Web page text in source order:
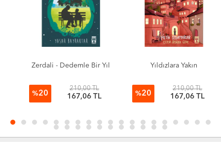
Zerdali - Dedemle Bir Yıl
20
210,00 TL
167,06 TL
Yıldızlara Yakın
20
210,00 TL
167,06 TL